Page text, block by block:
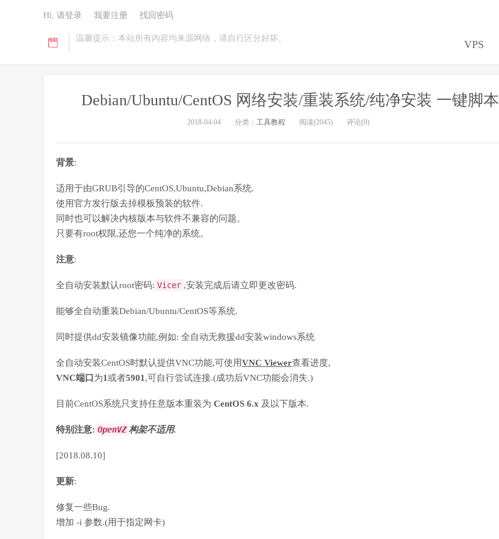
温馨提示：本站所有内容均来源网络，请自行区分好坏。
VPS
Hi, 请登录 我要注册 找回密码
Debian/Ubuntu/CentOS 网络安装/重装系统/纯净安装 一键脚本
2018-04-04 分类： 工具教程 阅读(2045) 评论(0)
背景:
适用于由GRUB引导的CentOS,Ubuntu,Debian系统.
使用官方发行版去掉模板预装的软件.
同时也可以解决内核版本与软件不兼容的问题。
只要有root权限,还您一个纯净的系统。
注意:
全自动安装默认root密码: Vicer ,安装完成后请立即更改密码.
能够全自动重装Debian/Ubuntu/CentOS等系统.
同时提供dd安装镜像功能,例如: 全自动无救援dd安装windows系统
全自动安装CentOS时默认提供VNC功能,可使用VNC Viewer查看进度,
VNC端口 为1或者5901 ,可自行尝试连接.(成功后VNC功能会消失.)
目前CentOS系统只支持任意版本重装为 CentOS 6.x 及以下版本.
特别注意: OpenVZ 构架不适用.
[2018.08.10]
更新:
修复一些Bug.
增加 -i 参数.(用于指定网卡)